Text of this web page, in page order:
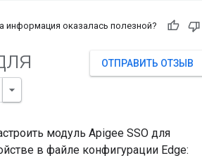
информация оказалась полезной?
ОТПРАВИТЬ ОТЗЫВ
модуль Apigee SSO для
в файле конфигурации Edge: